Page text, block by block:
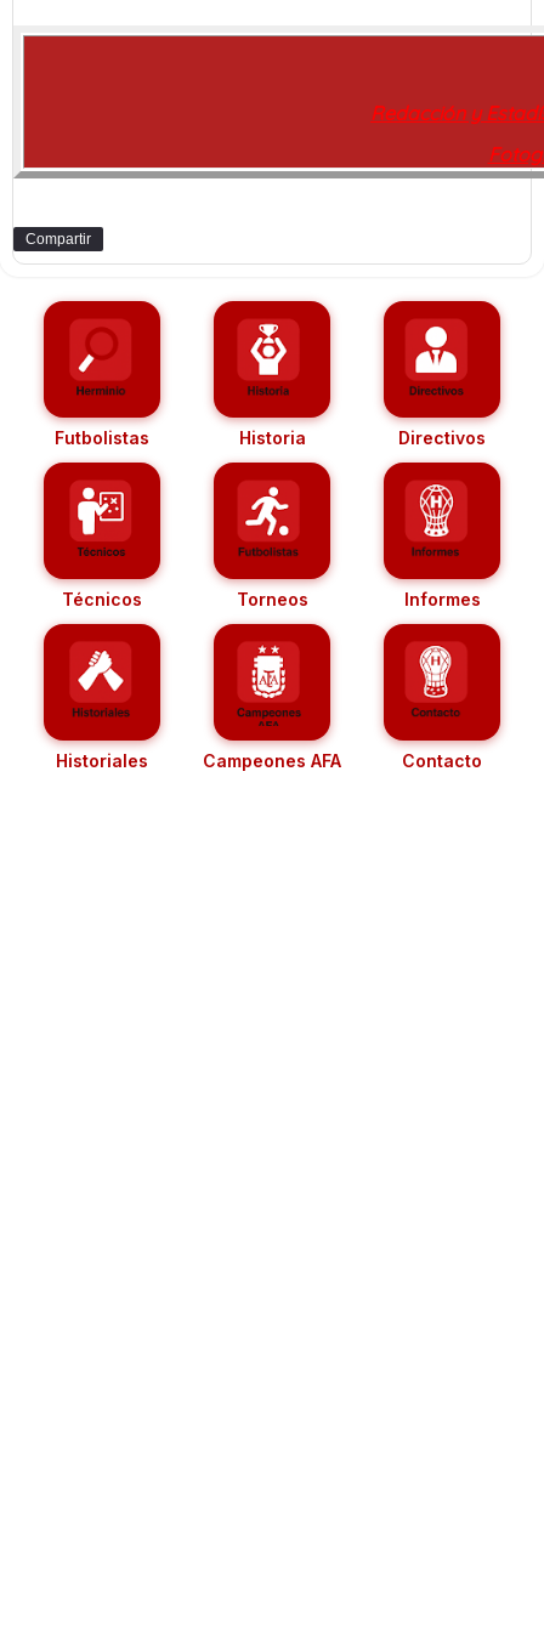
Redacción y
Compartir
Futbolistas Historia Directivos
Técnicos Torneos Informes
Historiales Campeones AFA Contacto